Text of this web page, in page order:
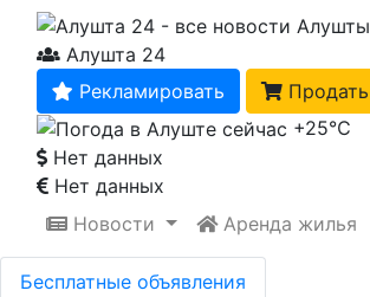
Алушта 24
Рекламировать
Продать
+25℃
Нет данных
Нет данных
Новости
Аренда жилья
Бесплатные объявления